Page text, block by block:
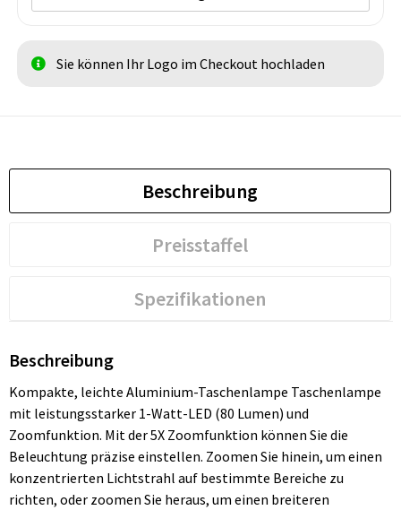
Sie können Ihr Logo im Checkout hochladen
Beschreibung
Preisstaffel
Spezifikationen
Beschreibung
Kompakte, leichte Aluminium-Taschenlampe Taschenlampe
mit leistungsstarker 1-Watt-LED (80 Lumen) und
Zoomfunktion. Mit der 5X Zoomfunktion können Sie die
Beleuchtung präzise einstellen. Zoomen Sie hinein, um einen
konzentrierten Lichtstrahl auf bestimmte Bereiche zu
richten, oder zoomen Sie heraus, um einen breiteren